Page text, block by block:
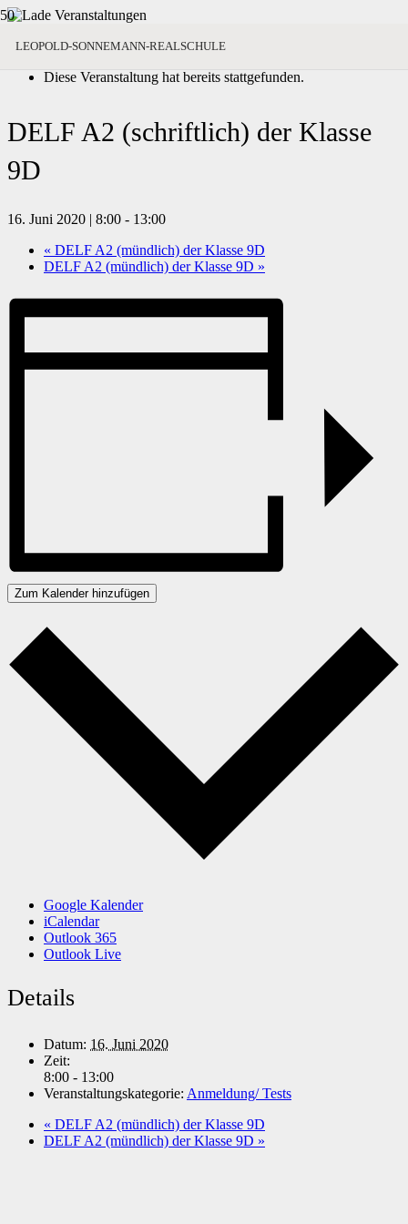
LEOPOLD-SONNEMANN-REALSCHULE
« Alle Veranstaltungen
Diese Veranstaltung hat bereits stattgefunden.
DELF A2 (schriftlich) der Klasse
9D
16. Juni 2020 | 8:00 - 13:00
« DELF A2 (mündlich) der Klasse 9D
DELF A2 (mündlich) der Klasse 9D »
Zum Kalender hinzufügen
Google Kalender
iCalendar
Outlook 365
Outlook Live
Details
Datum: 16. Juni 2020
Zeit:
8:00 - 13:00
Veranstaltungskategorie: Anmeldung/ Tests
« DELF A2 (mündlich) der Klasse 9D
DELF A2 (mündlich) der Klasse 9D »